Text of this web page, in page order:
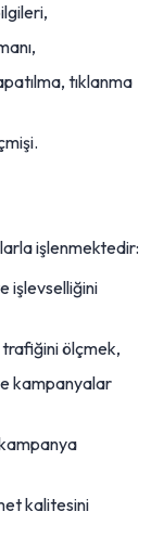
tıklanma
işlenmektedir:
işlevselliğini
ölçmek,
kampanyalar
kalitesini